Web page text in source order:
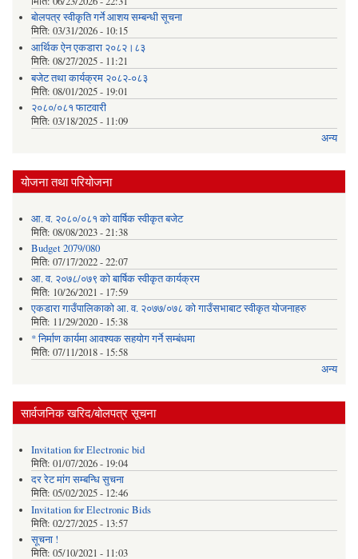
बोलपत्र स्वीकृति गर्ने आशय सम्बन्धी सूचना
मिति: 03/31/2026 - 10:15
आर्थिक ऐन एकडारा २०८२।८३
मिति: 08/27/2025 - 11:21
बजेट तथा कार्यक्रम २०८२-०८३
मिति: 08/01/2025 - 19:01
२०८०/०८१ फाटवारी
मिति: 03/18/2025 - 11:09
अन्य
योजना तथा परियोजना
आ. व. २०८०/०८१ को वार्षिक स्वीकृत बजेट
मिति: 08/08/2023 - 21:38
Budget 2079/080
मिति: 07/17/2022 - 22:07
आ. व. २०७८/०७९ को बार्षिक स्वीकृत कार्यक्रम
मिति: 10/26/2021 - 17:59
एकडारा गाउँपालिकाको आ. व. २०७७/०७८ को गाउँसभाबाट स्वीकृत योजनाहरु
मिति: 11/29/2020 - 15:38
* निर्माण कार्यमा आवश्यक सहयोग गर्ने सम्बंधमा
मिति: 07/11/2018 - 15:58
अन्य
सार्वजनिक खरिद/बोलपत्र सूचना
Invitation for Electronic bid
मिति: 01/07/2026 - 19:04
दर रेट मांग सम्बन्धि सुचना
मिति: 05/02/2025 - 12:46
Invitation for Electronic Bids
मिति: 02/27/2025 - 13:57
सूचना !
मिति: 05/10/2021 - 11:03